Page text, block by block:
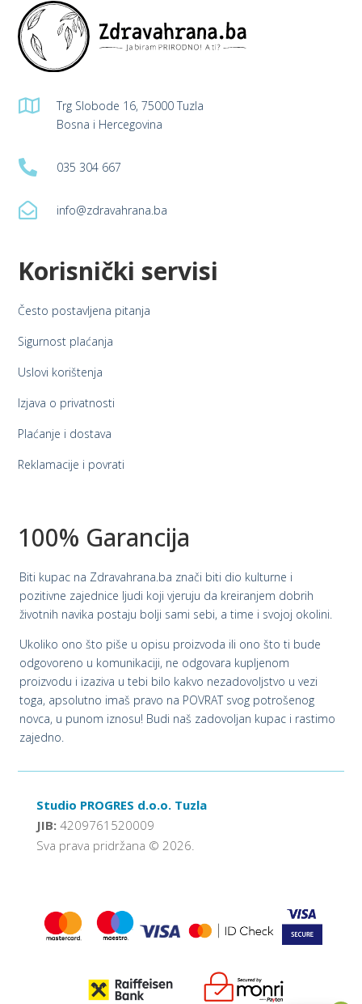

Trg Slobode 16, 75000 Tuzla
Bosna i Hercegovina
 035 304 667
 info@zdravahrana.ba
Korisnički servisi
Često postavljena pitanja
Sigurnost plaćanja
Uslovi korištenja
Izjava o privatnosti
Plaćanje i dostava
Reklamacije i povrati
100% Garancija
Biti kupac na Zdravahrana.ba znači biti dio kulturne i
pozitivne zajednice ljudi koji vjeruju da kreiranjem dobrih
životnih navika postaju bolji sami sebi, a time i svojoj okolini.
Ukoliko ono što piše u opisu proizvoda ili ono što ti bude
odgovoreno u komunikaciji, ne odgovara kupljenom
proizvodu i izaziva u tebi bilo kakvo nezadovoljstvo u vezi
toga, apsolutno imaš pravo na POVRAT svog potrošenog
novca, u punom iznosu! Budi naš zadovoljan kupac i rastimo
zajedno.
Studio PROGRES d.o.o. Tuzla
JIB:4209761520009
Sva prava pridržana © 2026.